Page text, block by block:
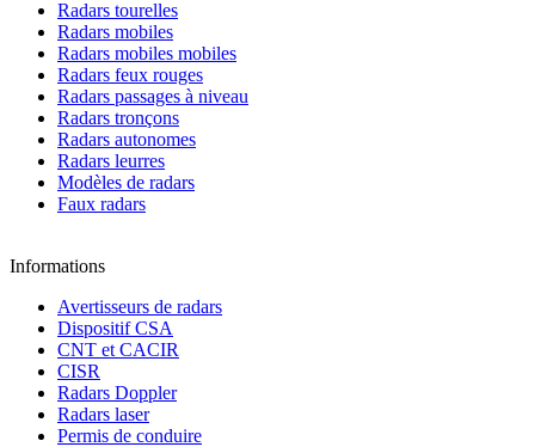
Radars tourelles
Radars mobiles
Radars mobiles mobiles
Radars feux rouges
Radars passages à niveau
Radars tronçons
Radars autonomes
Radars leurres
Modèles de radars
Faux radars
Informations
Avertisseurs de radars
Dispositif CSA
CNT et CACIR
CISR
Radars Doppler
Radars laser
Permis de conduire